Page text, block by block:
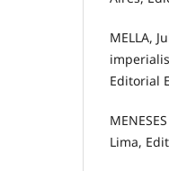
MELLA,
Editorial
Lima,